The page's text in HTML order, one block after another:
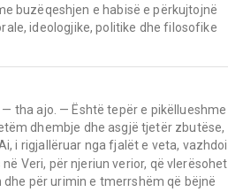
buzëqeshjen e habisë e përkujtojnë
ideologjike, politike dhe filosofike
tha ajo. — Është tepër e pikëllueshme
dhembje dhe asgjë tjetër zbutëse,
i rigjallëruar nga fjalët e veta, vazhdoi
Veri, për njeriun verior, që vlerësohet
për urimin e tmerrshëm që bëjnë